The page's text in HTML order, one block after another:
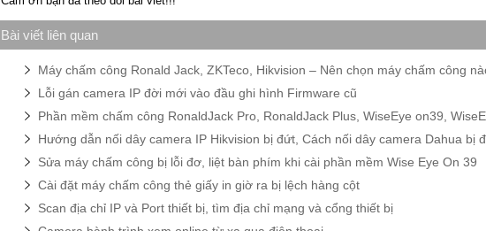
Bài viết liên quan
Máy chấm công Ronald Jack, ZKTeco, Hikvision – Nên chọn máy chấm công
Lỗi gán camera IP đời mới vào đầu ghi hình Firmware cũ
Phần mềm chấm công RonaldJack Pro, RonaldJack Plus, WiseEye on39,
Hướng dẫn nối dây camera IP Hikvision bị đứt, Cách nối dây camera Dahua bị
Sửa máy chấm công bị lỗi đơ, liệt bàn phím khi cài phần mềm Wise Eye On 39
Cài đặt máy chấm công thẻ giấy in giờ ra bị lệch hàng cột
Scan địa chỉ IP và Port thiết bị, tìm địa chỉ mạng và cổng thiết bị